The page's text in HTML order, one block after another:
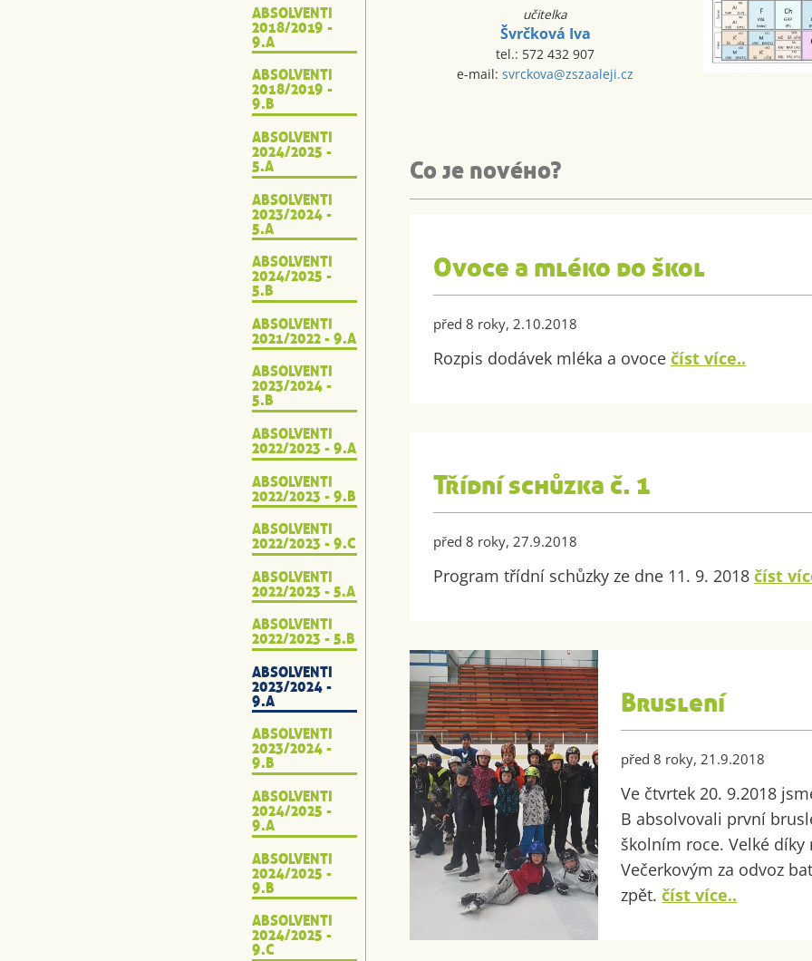
učitelka
Švrčková Iva
tel.: 572 432 907
e-mail:svrckova@zszaaleji.cz
Co je nového?
Ovoce a mléko do škol
před 8 roky, 2.10.2018
Rozpis dodávek mléka a ovoce číst více..
Třídní schůzka č. 1
před 8 roky, 27.9.2018
Program třídní schůzky ze dne 11. 9. 2018 číst
Bruslení
před 8 roky, 21.9.2018
Ve čtvrtek 20. 9.2018
B absolvovali první
školním roce. Velké
Večerkovým za odvoz
zpět.číst více..
ABSOLVENTI
2018/2019 -
9.A
ABSOLVENTI
2018/2019 -
9.B
ABSOLVENTI
2024/2025 -
5.A
ABSOLVENTI
2023/2024 -
5.A
ABSOLVENTI
2024/2025 -
5.B
ABSOLVENTI
2021/2022 - 9.A
ABSOLVENTI
2023/2024 -
5.B
ABSOLVENTI
2022/2023 - 9.A
ABSOLVENTI
2022/2023 - 9.B
ABSOLVENTI
2022/2023 - 9.C
ABSOLVENTI
2022/2023 - 5.A
ABSOLVENTI
2022/2023 - 5.B
ABSOLVENTI
2023/2024 -
9.A
ABSOLVENTI
2023/2024 -
9.B
ABSOLVENTI
2024/2025 -
9.A
ABSOLVENTI
2024/2025 -
9.B
ABSOLVENTI
2024/2025 -
9.C